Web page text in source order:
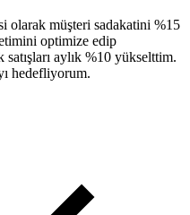
olarak müşteri sadakatini %15
optimize edip
aylık %10 yükselttim.
hedefliyorum.